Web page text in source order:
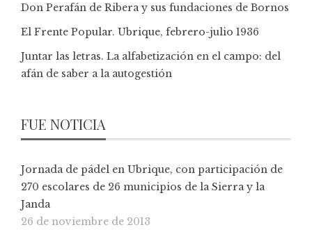
Don Perafán de Ribera y sus fundaciones de Bornos
El Frente Popular. Ubrique, febrero-julio 1936
Juntar las letras. La alfabetización en el campo: del
afán de saber a la autogestión
FUE NOTICIA
Jornada de pádel en Ubrique, con participación de
270 escolares de 26 municipios de la Sierra y la
Janda
26 de noviembre de 2013